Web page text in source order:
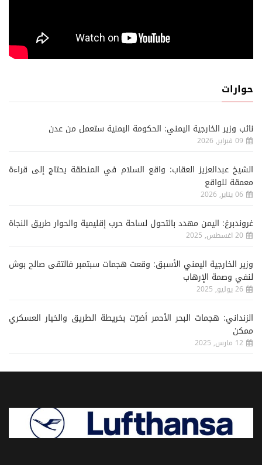
حوارات
نائب وزير الخارجية اليمني: الحكومة اليمنية ستعمل من عدن
09 فبراير, 2026
الشيخ عبدالعزيز العقاب: واقع السلام في المنطقة يحتاج إلى قراءة
معمقة للواقع
06 يناير, 2026
غروندبرغ: اليمن مهدد بالتحول لساحة حرب إقليمية والحوار طريق النجاة
20 اغسطس, 2025
وزير الخارجية اليمني الأسبق: وقعت هجمات سبتمبر فالتقى صالح بوش
لنفي وصمة الإرهاب
26 يوليو, 2025
الزنداني: هجمات البحر الأحمر أضرّت بخريطة الطريق والخيار العسكري
ممكن
12 مارس, 2025